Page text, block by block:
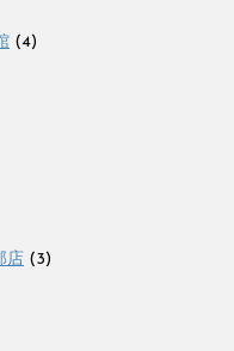
(4)
店 (3)